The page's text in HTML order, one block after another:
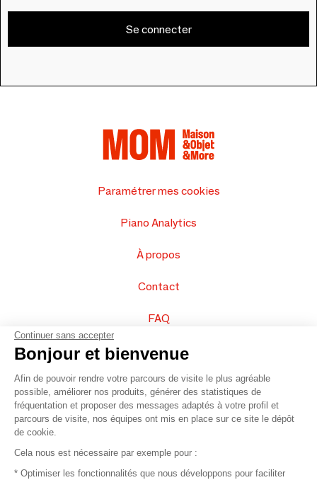
Se connecter
Paramétrer mes cookies
Piano Analytics
À propos
Contact
FAQ
Vendez vos produits
Plan du site
© 2016 –Organisation SAFI
Continuer sans accepter
Bonjour et bienvenue
Afin de pouvoir rendre votre parcours de visite le plus agréable
possible, améliorer nos produits, générer des statistiques de
fréquentation et proposer des messages adaptés à votre profil et
parcours de visite, nos équipes ont mis en place sur ce site le dépôt
de cookie.
Cela nous est nécessaire par exemple pour :
* Optimiser les fonctionnalités que nous développons pour faciliter